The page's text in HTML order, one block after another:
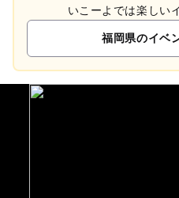
いこーよでは楽しい
福岡県のイベ